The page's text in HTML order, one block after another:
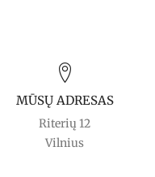
MŪSŲ ADRESAS
Riterių 12
Vilnius